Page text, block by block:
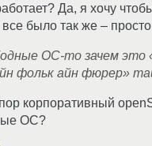
Да, я хочу
было так же –
ОС-то зачем это
фольк айн фюрер»
корпоративный
ОС?